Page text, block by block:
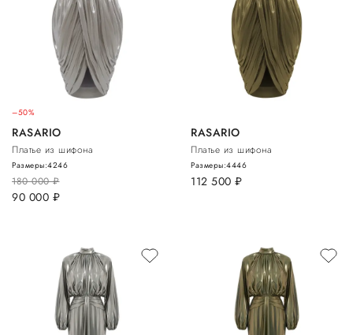
–50%
RASARIO
Платье из шифона
180 000руб.
90 000 руб.
Размеры:4246
RASARIO
Платье из шифона
112 500 руб.
Размеры:4446